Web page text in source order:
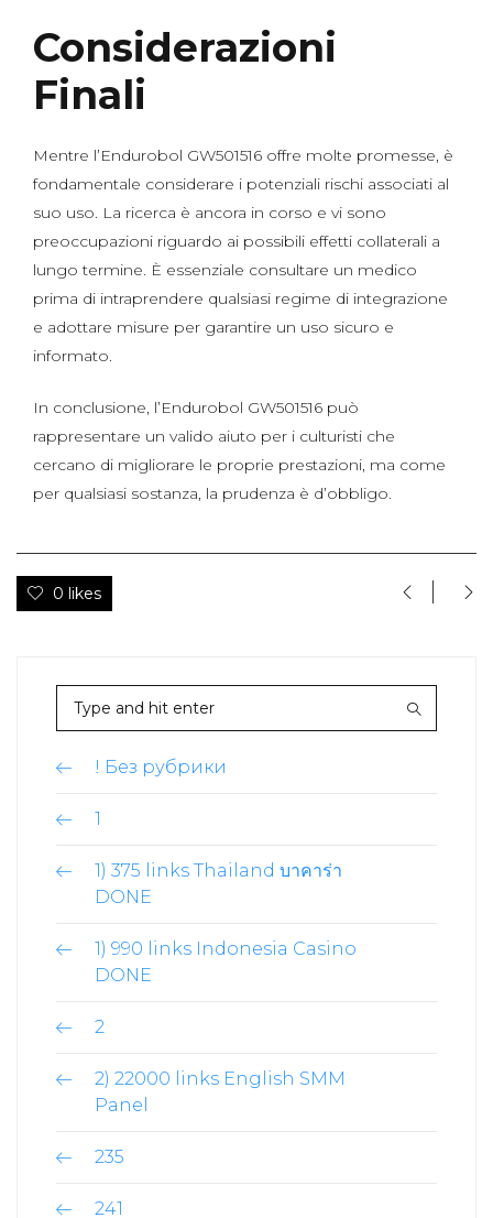
Considerazioni
Finali
Mentre l’Endurobol GW501516 offre molte promesse, è
fondamentale considerare i potenziali rischi associati al
suo uso. La ricerca è ancora in corso e vi sono
preoccupazioni riguardo ai possibili effetti collaterali a
lungo termine. È essenziale consultare un medico
prima di intraprendere qualsiasi regime di integrazione
e adottare misure per garantire un uso sicuro e
informato.
In conclusione, l’Endurobol GW501516 può
rappresentare un valido aiuto per i culturisti che
cercano di migliorare le proprie prestazioni, ma come
per qualsiasi sostanza, la prudenza è d’obbligo.
0 likes
! Без рубрики
1
1) 375 links Thailand บาคาร่า
DONE
1) 990 links Indonesia Casino
DONE
2
2) 22000 links English SMM
Panel
235
241